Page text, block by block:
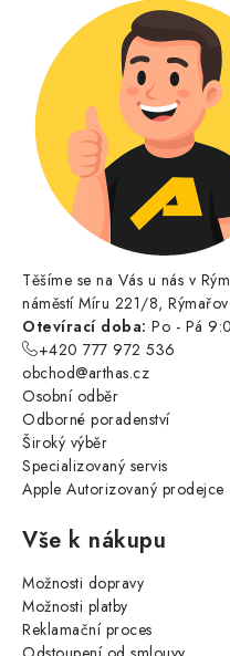
Těšíme se na Vás u nás v
náměstí Míru 221/8, Rýmařov
Otevírací doba: Po - Pá
+420 777 972 536
obchod@arthas.cz
Osobní odběr
Odborné poradenství
Široký výběr
Specializovaný servis
Apple Autorizovaný prodejce
Vše k nákupu
Možnosti dopravy
Možnosti platby
Reklamační proces